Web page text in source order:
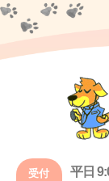
受付
平日